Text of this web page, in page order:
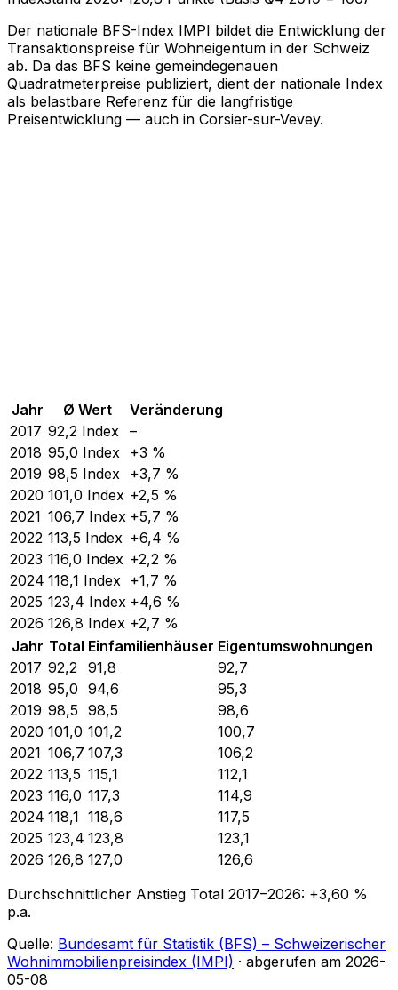
Der nationale BFS-Index IMPI bildet die Entwicklung der
Transaktionspreise für Wohneigentum in der Schweiz
ab. Da das BFS keine gemeindegenauen
Quadratmeterpreise publiziert, dient der nationale Index
als belastbare Referenz für die langfristige
Preisentwicklung — auch in Corsier-sur-Vevey.
Jahr Ø Wert
Veränderung
2017 92,2 Index –
2018 95,0 Index +3 %
2019 98,5 Index +3,7 %
2020 101,0 Index +2,5 %
2021 106,7 Index +5,7 %
2022 113,5 Index +6,4 %
2023 116,0 Index +2,2 %
2024 118,1 Index +1,7 %
2025 123,4 Index +4,6 %
2026 126,8 Index +2,7 %
Jahr Total Einfamilienhäuser Eigentumswohnungen
2017 92,2 91,8
92,7
2018 95,0 94,6
95,3
2019 98,5 98,5
98,6
2020 101,0 101,2
100,7
2021 106,7 107,3
106,2
2022 113,5 115,1
112,1
2023 116,0 117,3
114,9
2024 118,1 118,6
117,5
2025 123,4 123,8
123,1
2026 126,8 127,0
126,6
Durchschnittlicher Anstieg Total 2017–2026: +3,60 %
p.a.
Quelle: Bundesamt für Statistik (BFS) – Schweizerischer
Wohnimmobilienpreisindex (IMPI) · abgerufen am 2026-
05-08